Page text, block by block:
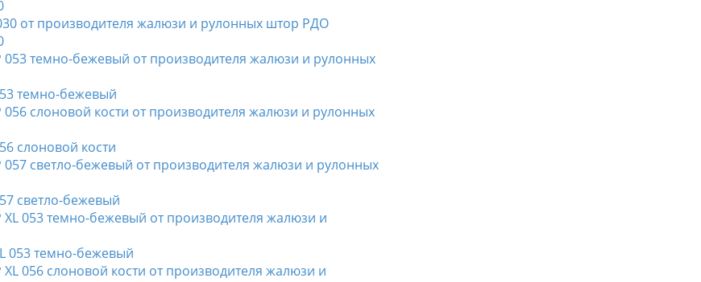
темно-бежевый
слоновой кости
светло-бежевый
053 темно-бежевый